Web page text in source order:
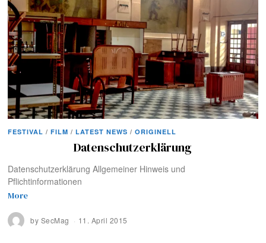
FESTIVAL / FILM / LATEST NEWS / ORIGINELL
Datenschutzerklärung
Datenschutzerklärung Allgemeiner Hinweis und
Pflichtinformationen
More
by SecMag 11. April 2015